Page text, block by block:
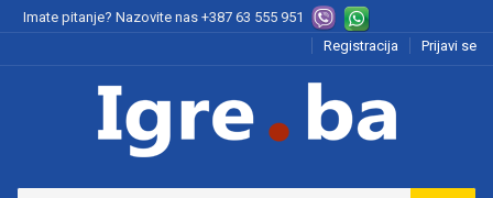
Imate pitanje? Nazovite nas +387 63 555 951
Registracija
Prijavi se